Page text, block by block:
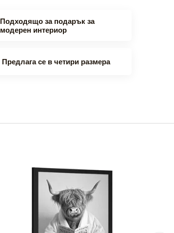
Подходящо за подарък за
модерен интериор
Предлага се в четири размера